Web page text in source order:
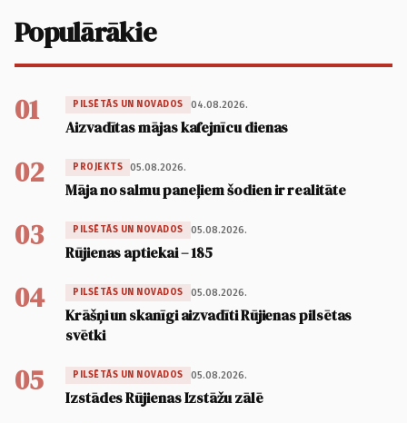
Populārākie
01 PILSĒTĀS UN NOVADOS 04.08.2026.
Aizvadītas mājas kafejnīcu dienas
02 PROJEKTS 05.08.2026.
Māja no salmu paneļiem šodien ir realitāte
03 PILSĒTĀS UN NOVADOS 05.08.2026.
Rūjienas aptiekai – 185
04 PILSĒTĀS UN NOVADOS 05.08.2026.
Krāšņi un skanīgi aizvadīti Rūjienas pilsētas
svētki
05 PILSĒTĀS UN NOVADOS 05.08.2026.
Izstādes Rūjienas Izstāžu zālē